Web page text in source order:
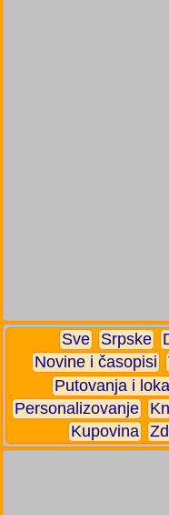
Sve Srpske
Novine i časopisi
Putovanja i
Personalizovanje
Kupovina